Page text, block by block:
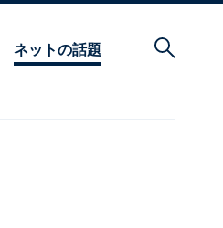
ネットの話題